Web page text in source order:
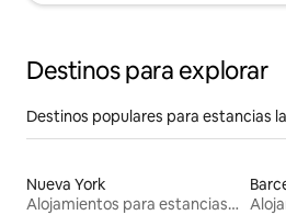
Destinos para explorar
Destinos populares para estancias
Nueva York
Alojamientos para estancias largas